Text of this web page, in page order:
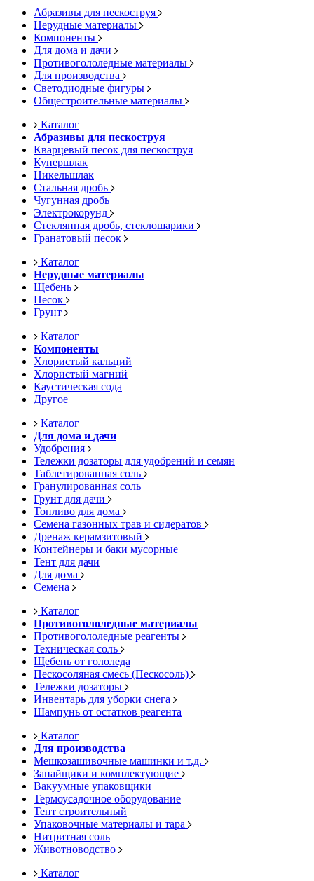
Абразивы для пескоструя
Нерудные материалы
Компоненты
Для дома и дачи
Противогололедные материалы
Для производства
Светодиодные фигуры
Общестроительные материалы
Каталог
Абразивы для пескоструя
Кварцевый песок для пескоструя
Купершлак
Никельшлак
Стальная дробь
Чугунная дробь
Электрокорунд
Стеклянная дробь, стеклошарики
Гранатовый песок
Каталог
Нерудные материалы
Щебень
Песок
Грунт
Каталог
Компоненты
Хлористый кальций
Хлористый магний
Каустическая сода
Другое
Каталог
Для дома и дачи
Удобрения
Тележки дозаторы для удобрений и семян
Таблетированная соль
Гранулированная соль
Грунт для дачи
Топливо для дома
Семена газонных трав и сидератов
Дренаж керамзитовый
Контейнеры и баки мусорные
Тент для дачи
Для дома
Семена
Каталог
Противогололедные материалы
Противогололедные реагенты
Техническая соль
Щебень от гололеда
Пескосоляная смесь (Пескосоль)
Тележки дозаторы
Инвентарь для уборки снега
Шампунь от остатков реагента
Каталог
Для производства
Мешкозашивочные машинки и т.д.
Запайщики и комплектующие
Вакуумные упаковщики
Термоусадочное оборудование
Тент строительный
Упаковочные материалы и тара
Нитритная соль
Животноводство
Каталог